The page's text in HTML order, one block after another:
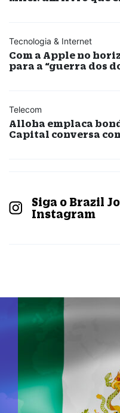
Tecnologia & Internet
Com a Apple no
para a “guerra dos
Telecom
Alloha emplaca
Capital conversa
Siga o Brazil
Instagram